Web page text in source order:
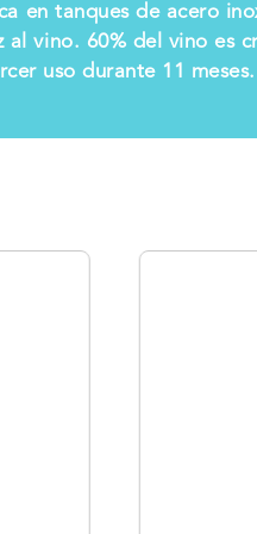
en tanques de acero
vino. 60% del vino es
uso durante 11 meses.